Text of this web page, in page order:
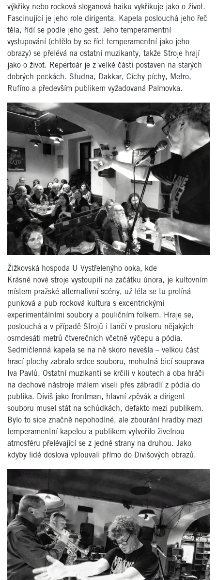
výkřiky nebo rocková sloganová haiku vykřikuje jako o život.
Fascinující je jeho role dirigenta. Kapela poslouchá jeho řeč
těla, řídí se podle jeho gest. Jeho temperamentní
vystupování (chtělo by se říct temperamentní jako jeho
obrazy) se přelévá na ostatní muzikanty, takže Stroje hrají
jako o život. Repertoár je z velké části postaven na starých
dobrých peckách. Studna, Dakkar, Cíchy píchy, Metro,
Rufíno a především publikem vyžadovaná Palmovka.
Žižkovská hospoda U Vystřelenýho ooka, kde
Krásné nové stroje vystoupili na začátku února, je kultovním
místem pražské alternativní scény, už léta se tu prolíná
punková a pub rocková kultura s excentrickými
experimentálními soubory a pouličním folkem. Hraje se,
poslouchá a v případě Strojů i tančí v prostoru nějakých
osmdesáti metrů čtverečních včetně výčepu a pódia.
Sedmičlenná kapela se na ně skoro nevešla – velkou část
hrací plochy zabralo srdce souboru, mohutná bicí souprava
Iva Pavlů. Ostatní muzikanti se krčili v koutech a oba hráči
na dechové nástroje málem viseli přes zábradlí z pódia do
publika. Diviš jako frontman, hlavní zpěvák a dirigent
souboru musel stát na schůdkách, defakto mezi publikem.
Bylo to sice značně nepohodlné, ale zbourání hradby mezi
temperamentní kapelou a publikem vytvořilo živelnou
atmosféru přelévající se z jedné strany na druhou. Jako
kdyby lidé doslova vplouvali přímo do Divišových obrazů.